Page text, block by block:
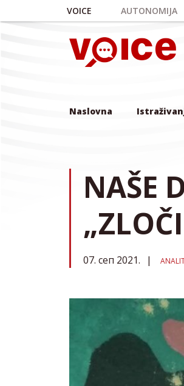
Skip to main content
VOICE AUTONOMIJA
Naslovna
NAŠE
07. сеп 2021.